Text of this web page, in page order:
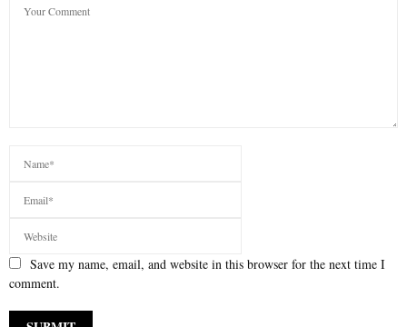
Save my name, email, and website in this browser for the next time I
comment.